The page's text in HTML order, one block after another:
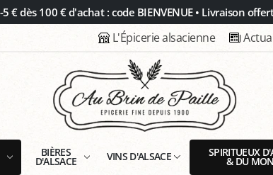
€ dès 100 € d'achat : code BIENVENUE • Livraison
L'Épicerie alsacienne
BIÈRES
D'ALSACE VINS D'ALSACE SPIRITUEUX
& DU